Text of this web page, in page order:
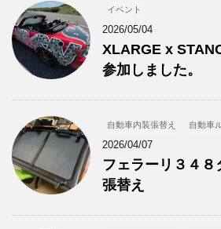
イベント
2026/05/04
XLARGE x
参加しました。
自動車内装張替え 自動車
2026/04/07
フェラーリ３４
張替え